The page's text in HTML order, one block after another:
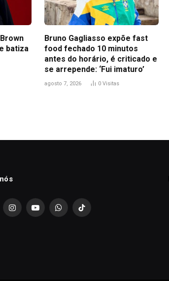
batiza
Bruno Gagliasso expõe fast
food fechado 10 minutos
antes do horário, é criticado e
se arrepende: ‘Fui imaturo’
agosto 7, 2026 0 Visitas
InstagramYouTubeWhatsAppTikTok